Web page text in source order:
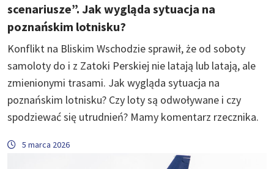
scenariusze”. Jak wygląda sytuacja na
poznańskim lotnisku?
Konflikt na Bliskim Wschodzie sprawił, że od soboty
samoloty do i z Zatoki Perskiej nie latają lub latają, ale
zmienionymi trasami. Jak wygląda sytuacja na
poznańskim lotnisku? Czy loty są odwoływane i czy
spodziewać się utrudnień? Mamy komentarz rzecznika.
5 marca 2026